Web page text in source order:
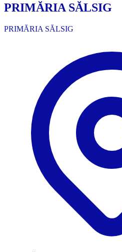
PRIMĂRIA SĂLSIG
PRIMĂRIA SĂLSIG